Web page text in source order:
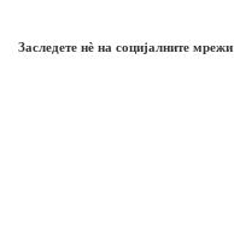
Заследете нѐ на социјалните мрежи